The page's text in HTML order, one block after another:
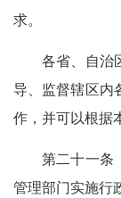
求。
各省、自治区
导、监督辖区内
作，并可以根据
第二十一条
管理部门实施行